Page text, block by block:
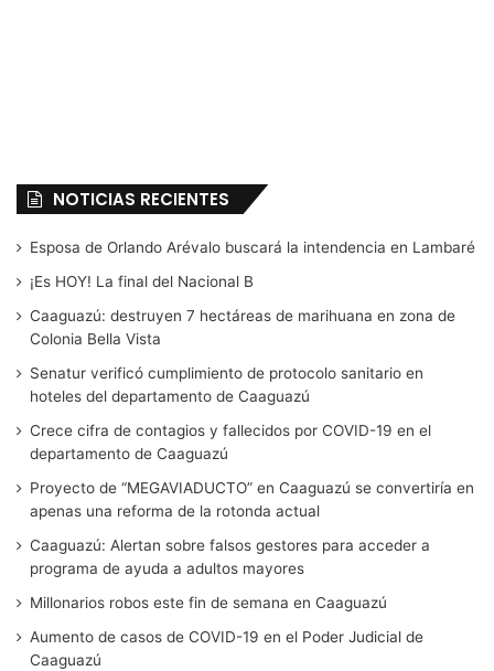
NOTICIAS RECIENTES
Esposa de Orlando Arévalo buscará la intendencia en Lambaré
¡Es HOY! La final del Nacional B
Caaguazú: destruyen 7 hectáreas de marihuana en zona de
Colonia Bella Vista
Senatur verificó cumplimiento de protocolo sanitario en
hoteles del departamento de Caaguazú
Crece cifra de contagios y fallecidos por COVID-19 en el
departamento de Caaguazú
Proyecto de “MEGAVIADUCTO” en Caaguazú se convertiría en
apenas una reforma de la rotonda actual
Caaguazú: Alertan sobre falsos gestores para acceder a
programa de ayuda a adultos mayores
Millonarios robos este fin de semana en Caaguazú
Aumento de casos de COVID-19 en el Poder Judicial de
Caaguazú